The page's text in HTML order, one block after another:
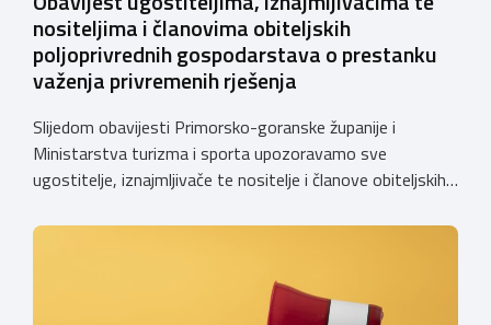
nositeljima i članovima obiteljskih
poljoprivrednih gospodarstava o prestanku
važenja privremenih rješenja
Slijedom obavijesti Primorsko-goranske županije i
Ministarstva turizma i sporta upozoravamo sve
ugostitelje, iznajmljivače te nositelje i članove obiteljskih
privremenih rješenja izdanih sukladno Zakonu o
1. siječnja 2025. godine više ne mogu podnositi novi
zahtjevi za izdavanje privremenih rješenja, dok već izdana